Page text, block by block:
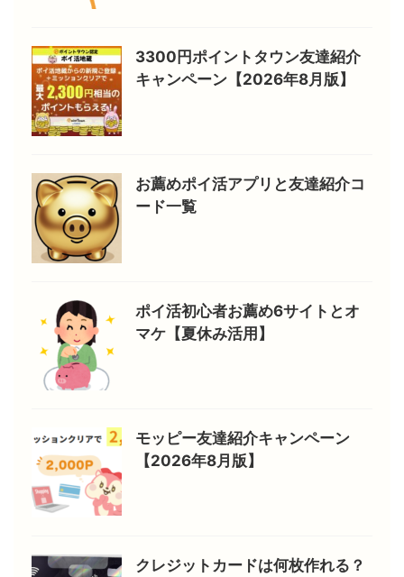
3300円ポイントタウン友達紹介
キャンペーン【2026年8月版】
お薦めポイ活アプリと友達紹介コ
ード一覧
ポイ活初心者お薦め6サイトとオ
マケ【夏休み活用】
モッピー友達紹介キャンペーン
【2026年8月版】
クレジットカードは何枚作れる？